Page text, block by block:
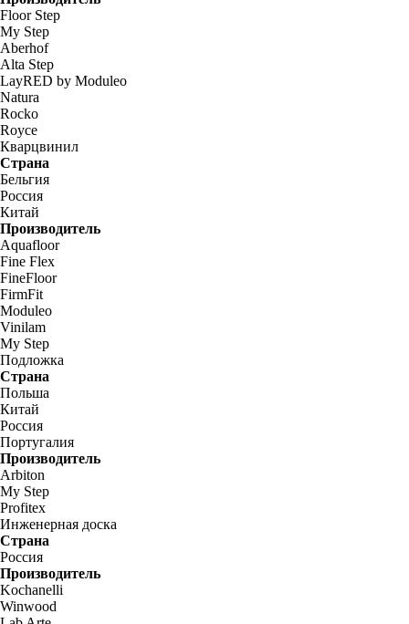
Floor Step
My Step
Aberhof
Alta Step
LayRED by Moduleo
Natura
Rocko
Royce
Кварцвинил
Страна
Бельгия
Россия
Китай
Производитель
Aquafloor
Fine Flex
FineFloor
FirmFit
Moduleo
Vinilam
My Step
Подложка
Страна
Польша
Китай
Россия
Португалия
Производитель
Arbiton
My Step
Profitex
Инженерная доска
Страна
Россия
Производитель
Kochanelli
Winwood